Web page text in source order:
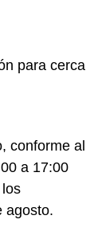
para cerca
conforme al
a 17:00
agosto.